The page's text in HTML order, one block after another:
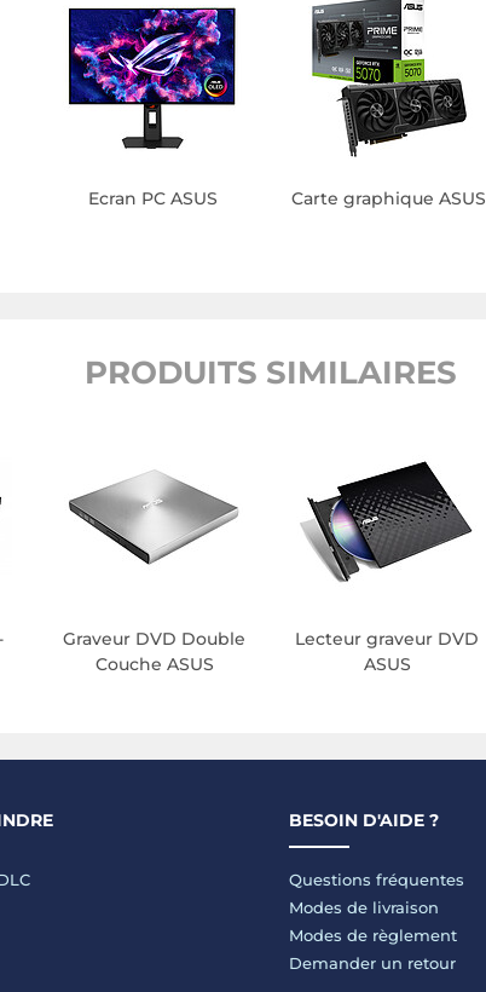
Ecran PC ASUS Carte graphique ASUS
PRODUITS SIMILAIRES
Graveur DVD Double
Couche ASUS
Lecteur graveur DVD
ASUS
BESOIN D'AIDE ?
Questions fréquentes
Modes de livraison
Modes de règlement
Demander un retour